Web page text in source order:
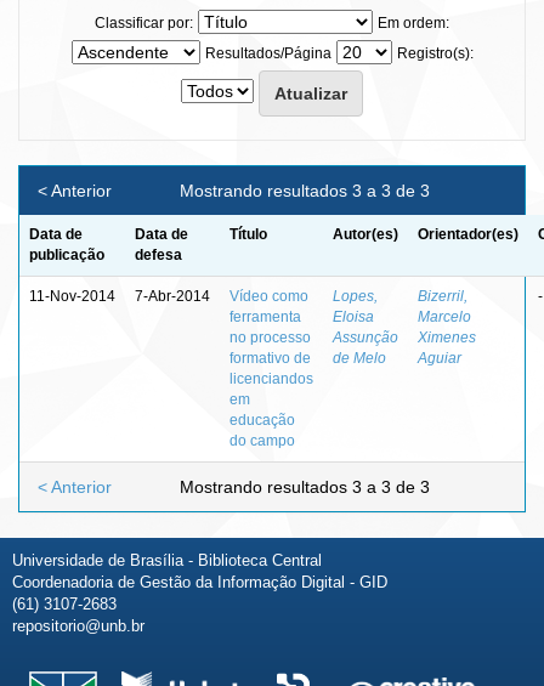
Classificar por:
Em ordem:
Resultados/Página
Registro(s):
Mostrando resultados 3 a 3 de 3
< Anterior
Data de
publicação
Data de
defesa
Título Autor(es) Orientador(es)
11-Nov-2014 7-Abr-2014
Vídeo como
ferramenta
no processo
formativo de
licenciandos
em
educação
do campo
Lopes,
Eloisa
Assunção
de Melo
Bizerril,
Marcelo
Ximenes
Aguiar
-
Mostrando resultados 3 a 3 de 3
< Anterior
Universidade de Brasília - Biblioteca Central
Coordenadoria de Gestão da Informação Digital - GID
(61) 3107-2683
repositorio@unb.br